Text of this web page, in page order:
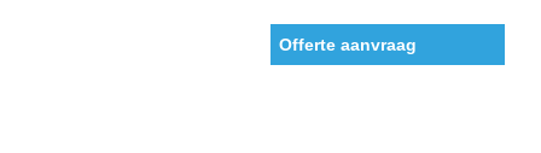
Offerte aanvraag